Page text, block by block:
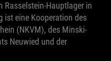
Rasselstein-Hauptlager in
ist eine Kooperation des
(NKVM), des Minski-
Neuwied und der